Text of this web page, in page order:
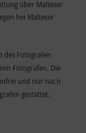
über Malteser
bei Malteser
des Fotografen
Fotografen. Die
und nur nach
gestattet.